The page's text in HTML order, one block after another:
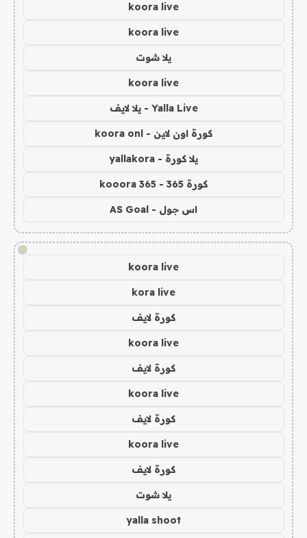
koora live
koora live
يلا شوت
koora live
Yalla Live - يلا لايف
كورة اون لاين - koora onl
يلا كورة - yallakora
كورة 365 - kooora 365
اس جول - AS Goal
!
koora live
kora live
كورة لايف
koora live
كورة لايف
koora live
كورة لايف
koora live
كورة لايف
يلا شوت
yalla shoot